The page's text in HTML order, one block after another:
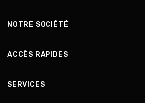
NOTRE SOCIÉTÉ
ACCÈS RAPIDES
SERVICES